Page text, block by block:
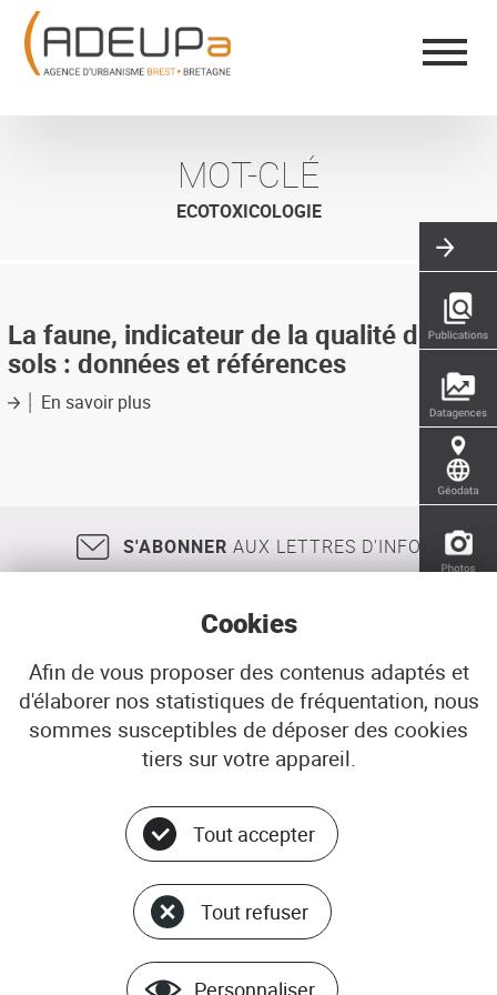
Aller
contenu
principal
MOT-CLÉ
ECOTOXICOLOGIE
La faune, indicateur de la qualité des
sols : données et références
En savoir plussur
qualité
des
sols
données
références
S'ABONNER AUX LETTRES D'INFO
18, rue Jean Jaurès 29200 BREST
02 98 33 51 71
CONTACT
© ADEUPa
PLAN DU SITE
DONNÉES PERSONNELLES
GÉRER LES COOKIES
MENTIONS LÉGALES
Panneau de gestion des cookies
Cookies
Afin de vous proposer des contenus adaptés et
d'élaborer nos statistiques de fréquentation, nous
sommes susceptibles de déposer des cookies
tiers sur votre appareil.
Tout accepter
Tout refuser
Personnaliser